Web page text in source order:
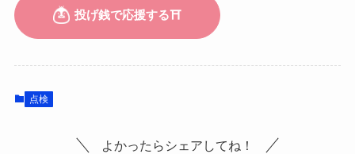
点検
よかったらシェアしてね！